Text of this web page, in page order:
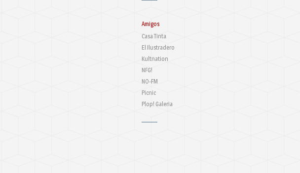
Amigos
Casa Tinta
El Ilustradero
Kultnation
NFG!
NO-FM
Picnic
Plop! Galeria